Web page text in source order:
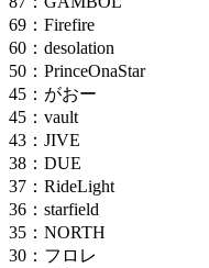
69：Firefire
60：desolation
50：PrinceOnaStar
45：がおー
45：vault
43：JIVE
38：DUE
37：RideLight
36：starfield
35：NORTH
30：フロレ